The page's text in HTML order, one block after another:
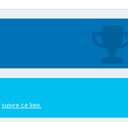
suivre ce lien.